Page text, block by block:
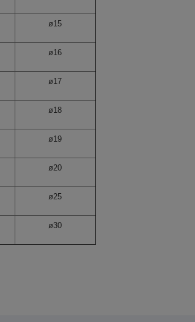
ø15
ø16
ø17
ø18
ø19
ø20
ø25
ø30